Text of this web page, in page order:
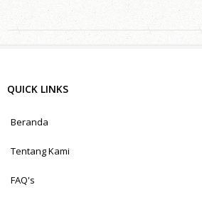
QUICK LINKS
Beranda
Tentang Kami
FAQ's